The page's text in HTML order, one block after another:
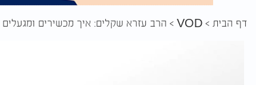
דף הבית VOD הרב עזרא שקלים: איך מכשירים